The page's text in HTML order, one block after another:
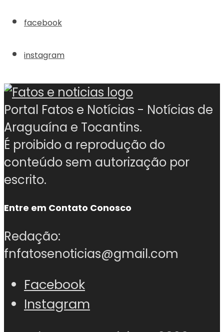
facebook
instagram
Portal Fatos e Notícias - Notícias de
Araguaína e Tocantins.
É proibido a reprodução do
conteúdo sem autorização por
escrito.
Entre em Contato Conosco
Redação:
fnfatosenoticias@gmail.com
Facebook
Instagram